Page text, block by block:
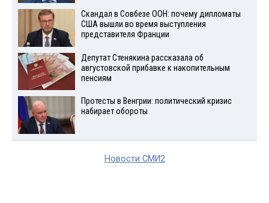
Скандал в Совбезе ООН: почему дипломаты
США вышли во время выступления
представителя Франции
Депутат Стенякина рассказала об
августовской прибавке к накопительным
пенсиям
Протесты в Венгрии: политический кризис
набирает обороты
Новости СМИ2